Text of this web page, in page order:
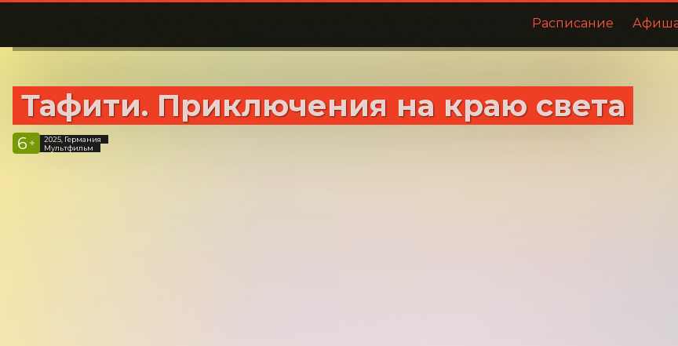
Расписание
Тафити. Приключения на краю света
6 +
2025, Германия
Мультфильм